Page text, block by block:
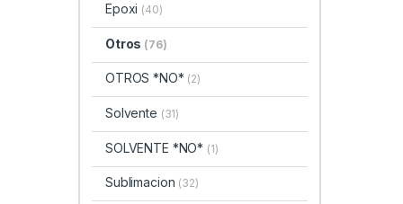
Epoxi (40)
Otros (76)
OTROS *NO* (2)
Solvente (31)
SOLVENTE *NO* (1)
Sublimacion (32)